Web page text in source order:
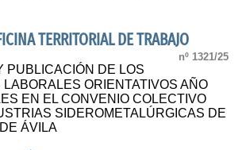
TERRITORIAL DE TRABAJO
nº 1321/25
PUBLICACIÓN DE LOS
ORIENTATIVOS AÑO
EN EL CONVENIO COLECTIVO
SIDEROMETALÚRGICAS DE
ÁVILA